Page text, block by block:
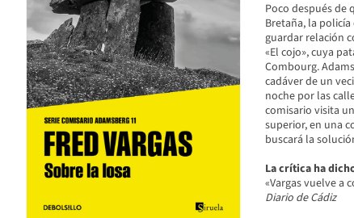
Poco después de
Bretaña, la
guardar relación
«El cojo», cuya
Combourg.
cadáver de un
noche por las
comisario visita
superior, en una
buscará la
La crítica ha
«Vargas vuelve a
Diario de Cádiz